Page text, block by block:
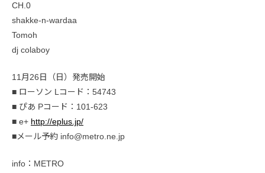
CH.0
shakke-n-wardaa
Tomoh
dj colaboy
11月26日（日）発売開始
■ ローソン Lコード：54743
■ ぴあ Pコード：101-623
■ e+ http://eplus.jp/
■メール予約 info@metro.ne.jp
info：METRO